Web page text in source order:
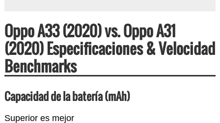
Oppo A33 (2020) vs. Oppo A31
(2020) Especificaciones & Velocidad
Benchmarks
Capacidad de la batería (mAh)
Superior es mejor